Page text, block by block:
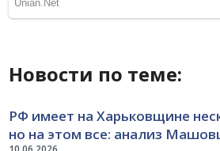
Новости по теме:
РФ имеет на Харьковщине
но на этом все: анализ